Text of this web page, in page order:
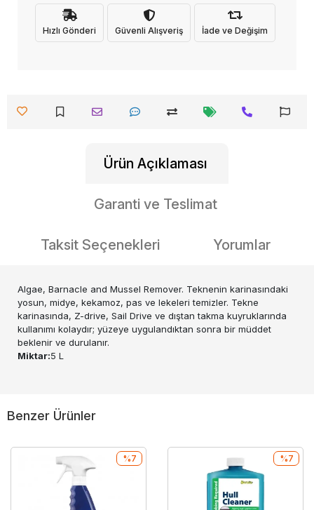
Hızlı Gönderi Güvenli Alışveriş İade ve Değişim
Ürün Açıklaması
Garanti ve Teslimat
Taksit Seçenekleri Yorumlar
Algae, Barnacle and Mussel Remover. Teknenin karinasındaki
yosun, midye, kekamoz, pas ve lekeleri temizler. Tekne
karinasında, Z-drive, Sail Drive ve dıştan takma kuyruklarında
kullanımı kolaydır; yüzeye uygulandıktan sonra bir müddet
beklenir ve durulanır.
Miktar:5 L
Benzer Ürünler
%7 %7